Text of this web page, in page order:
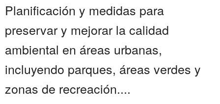
Planificación y medidas para
preservar y mejorar la calidad
ambiental en áreas urbanas,
incluyendo parques, áreas verdes y
zonas de recreación....